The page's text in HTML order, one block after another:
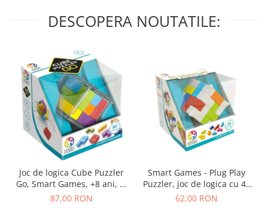
DESCOPERA NOUTATILE:
Joc de logica Cube Puzzler
Go, Smart Games, +8 ani, lb
romana
87,00 RON
Smart Games - Plug Play
Puzzler, joc de logica cu 48
de provocari, 6+ ani, lb
62,00 RON